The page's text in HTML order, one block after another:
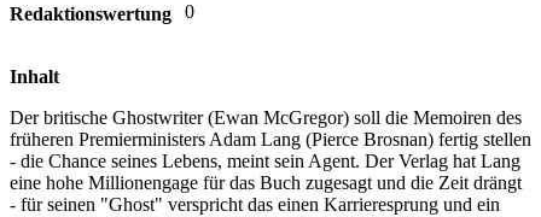
Redaktionswertung 0
Inhalt
Der britische Ghostwriter (Ewan McGregor) soll die Memoiren des
früheren Premierministers Adam Lang (Pierce Brosnan) fertig stellen
- die Chance seines Lebens, meint sein Agent. Der Verlag hat Lang
eine hohe Millionengage für das Buch zugesagt und die Zeit drängt
- für seinen "Ghost" verspricht das einen Karrieresprung und ein